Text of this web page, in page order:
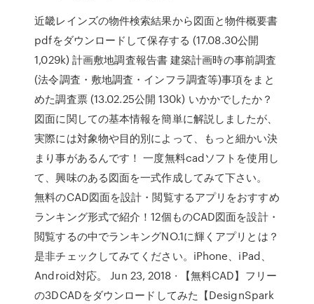
近畿レインズの物件検索結果から図面と物件概要書
pdfをダウンロードして保存する (17.08.30公開
1,029k) 計画敷地調査報告書 建築計画時の事前調査
(法令調査・敷地調査・インフラ調査等)事項をまと
めた調査票 (13.02.25公開 130k) いかかでしたか？
図面に関しての基本情報を簡単に解説しましたが、
実際には対象物や目的別によって、もっと細かい決
まり事があるんです！ 一度無料cadソフトを使用し
て、興味のある図面を一式作成してみて下さい。
無料のCAD図面を設計・閲覧するアプリをおすすめ
ランキング形式で紹介！12個ものCAD図面を設計・
閲覧するの中でランキングNO.1に輝くアプリとは？
是非チェックしてみてください。iPhone、iPad、
Android対応。 Jun 23, 2018 · 【無料CAD】フリー
の3DCADをダウンロードしてみた【DesignSpark